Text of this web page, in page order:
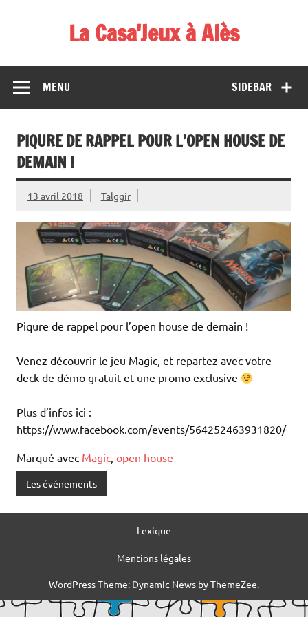
La Casa'Jeux à Alès
démos et de tournois
SIDEBAR
MENU
PIQURE DE RAPPEL POUR L’OPEN HOUSE DE
DEMAIN !
13 avril 2018 Talggir
Piqure de rappel pour l’open house de demain !
Venez découvrir le jeu Magic, et repartez avec votre
deck de démo gratuit et une promo exclusive
Plus d’infos ici :
https://www.facebook.com/events/564252463931820/
Marqué avec Magic, open house
Les événements
Lexique
Mentions légales
WordPress Theme: Dynamic News by ThemeZee.